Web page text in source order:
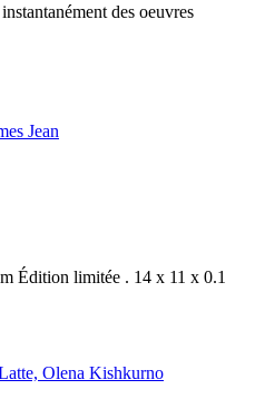
des oeuvres
Édition limitée . 14 x 11 x 0.1